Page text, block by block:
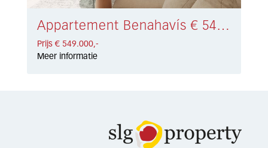
Appartement Benahavís € 549.000,-
Prijs € 549.000,-
Meer informatie